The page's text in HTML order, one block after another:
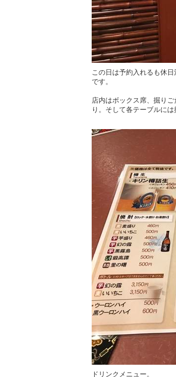
この日は予約入れるも休
です。
店内はボックス席、掘り
り。そして各テーブルには
ドリンクメニュー。